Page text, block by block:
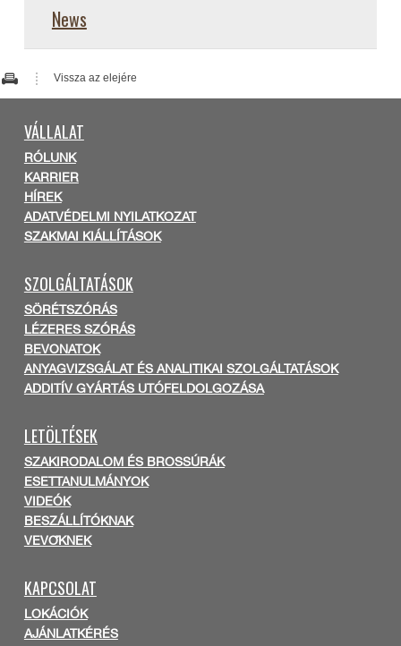
News
Vissza az elejére
VÁLLALAT
RÓLUNK
KARRIER
HÍREK
ADATVÉDELMI NYILATKOZAT
SZAKMAI KIÁLLÍTÁSOK
SZOLGÁLTATÁSOK
SÖRÉTSZÓRÁS
LÉZERES SZÓRÁS
BEVONATOK
ANYAGVIZSGÁLAT ÉS ANALITIKAI SZOLGÁLTATÁSOK
ADDITÍV GYÁRTÁS UTÓFELDOLGOZÁSA
LETÖLTÉSEK
SZAKIRODALOM ÉS BROSSÚRÁK
ESETTANULMÁNYOK
VIDEÓK
BESZÁLLÍTÓKNAK
VEVŐKNEK
KAPCSOLAT
LOKÁCIÓK
AJÁNLATKÉRÉS